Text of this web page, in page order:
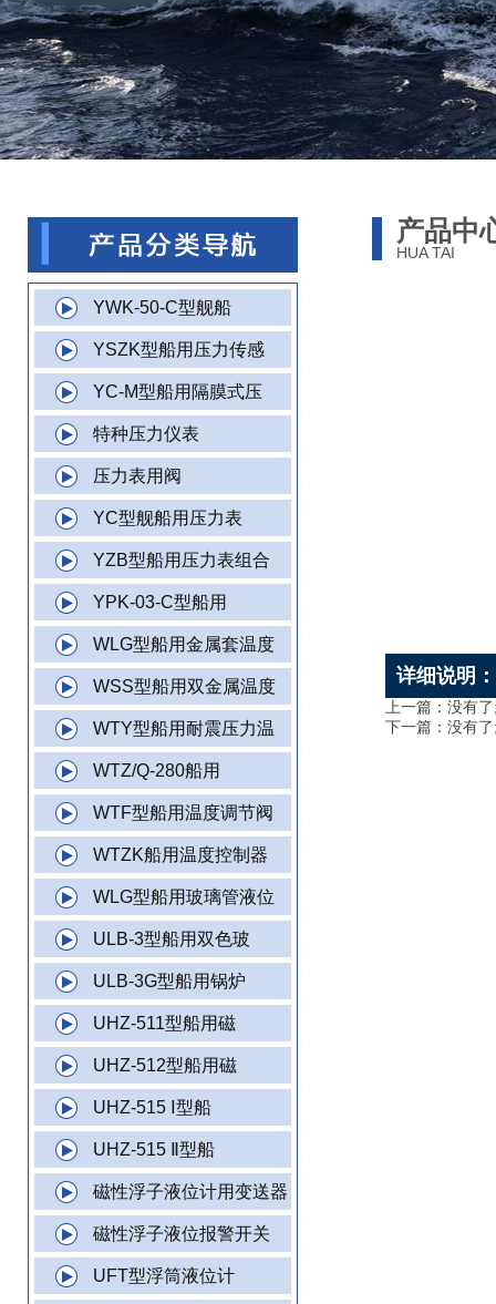
YWK-50-C型舰船
YSZK型船用压力传感
YC-M型船用隔膜式压
特种压力仪表
压力表用阀
YC型舰船用压力表
YZB型船用压力表组合
YPK-03-C型船用
WLG型船用金属套温度
WSS型船用双金属温度
WTY型船用耐震压力温
WTZ/Q-280船用
WTF型船用温度调节阀
WTZK船用温度控制器
WLG型船用玻璃管液位
ULB-3型船用双色玻
ULB-3G型船用锅炉
UHZ-511型船用磁
UHZ-512型船用磁
UHZ-515 Ⅰ型船
UHZ-515 Ⅱ型船
磁性浮子液位计用变送器
磁性浮子液位报警开关
UFT型浮筒液位计
产品中
HUA TAI
详细说明：
上一篇：没有
下一篇：没有